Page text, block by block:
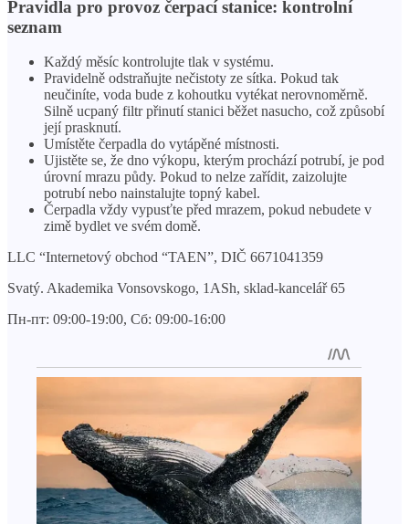
Pravidla pro provoz čerpací stanice: kontrolní
seznam
Každý měsíc kontrolujte tlak v systému.
Pravidelně odstraňujte nečistoty ze sítka. Pokud tak
neučiníte, voda bude z kohoutku vytékat nerovnoměrně.
Silně ucpaný filtr přinutí stanici běžet nasucho, což způsobí
její prasknutí.
Umístěte čerpadla do vytápěné místnosti.
Ujistěte se, že dno výkopu, kterým prochází potrubí, je pod
úrovní mrazu půdy. Pokud to nelze zařídit, zaizolujte
potrubí nebo nainstalujte topný kabel.
Čerpadla vždy vypusťte před mrazem, pokud nebudete v
zimě bydlet ve svém domě.
LLC “Internetový obchod “TAEN”, DIČ 6671041359
Svatý. Akademika Vonsovskogo, 1ASh, sklad-kancelář 65
Пн-пт: 09:00-19:00, Сб: 09:00-16:00